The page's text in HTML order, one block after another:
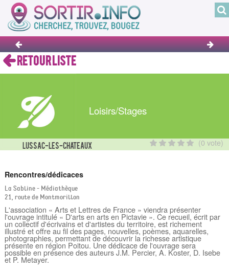
RETOUR LISTE
Loisirs/Stages
LUSSAC-LES-CHATEAUX (0 vote)
Rencontres/dédicaces
La Sabline - Médiathèque
21, route de Montmorillon
L'association « Arts et Lettres de France » viendra présenter
l'ouvrage intitulé « D'arts en arts en Pictavie ». Ce recueil, écrit par
un collectif d'écrivains et d'artistes du territoire, est richement
illustré et offre au fil des pages, nouvelles, poèmes, aquarelles,
photographies, permettant de découvrir la richesse artistique
présente en région Poitou. Une dédicace de l'ouvrage sera
possible en présence des auteurs J.M. Percier, A. Koster, D. Isebe
et P. Metayer.